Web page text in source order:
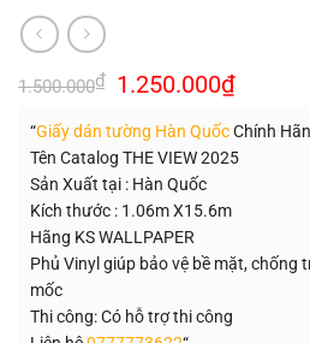
1.500.000₫ Giá
gốc
1.500.000₫.
1.250.000₫Giá
hiện
là:
“Giấy dán tường Hàn QuốcChính
Tên Catalog THE VIEW 2025
Sản Xuất tại : Hàn Quốc
Kích thước : 1.06m X15.6m
Hãng KS WALLPAPER
Phủ Vinyl giúp bảo vệ bề mặt, chống
mốc
Thi công: Có hỗ trợ thi công